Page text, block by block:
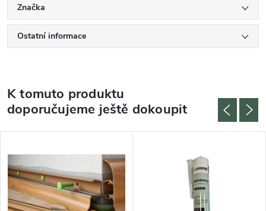
Značka
Ostatní informace
K tomuto produktu
doporučujeme ještě dokoupit